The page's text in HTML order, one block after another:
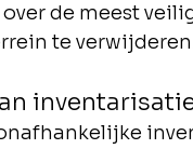
de meest
te